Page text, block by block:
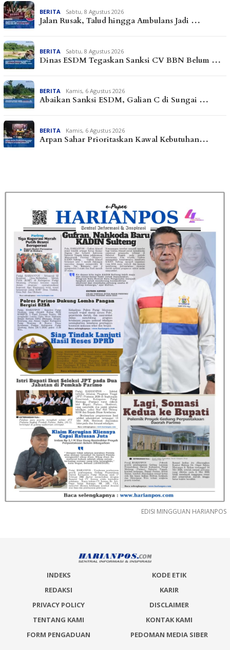
BERITA Sabtu, 8 Agustus 2026
Jalan Rusak, Talud hingga Ambulans Jadi …
BERITA Sabtu, 8 Agustus 2026
Dinas ESDM Tegaskan Sanksi CV BBN Belum …
BERITA Kamis, 6 Agustus 2026
Abaikan Sanksi ESDM, Galian C di Sungai …
BERITA Kamis, 6 Agustus 2026
Arpan Sahar Prioritaskan Kawal Kebutuhan…
EDISI MINGGUAN HARIANPOS
INDEKS
KODE ETIK
REDAKSI
KARIR
PRIVACY POLICY
DISCLAIMER
TENTANG KAMI
KONTAK KAMI
FORM PENGADUAN
PEDOMAN MEDIA SIBER